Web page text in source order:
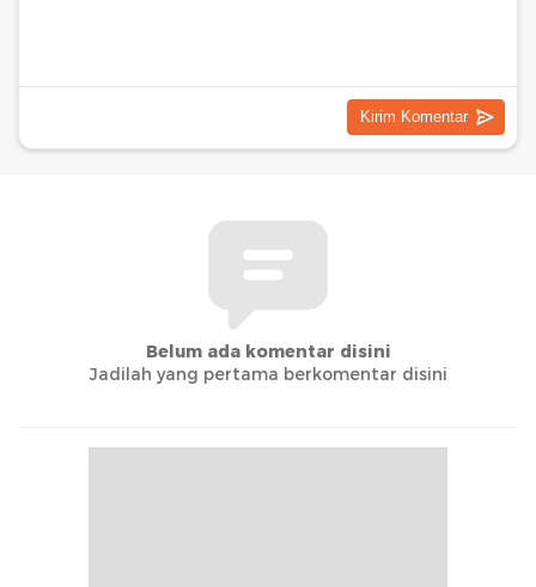
Belum ada komentar disini
Jadilah yang pertama berkomentar disini